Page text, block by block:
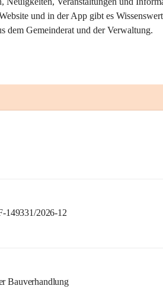
und in der App gibt es
dem Gemeinderat und der Verwaltung.
149331/2026-12
Bauverhandlung